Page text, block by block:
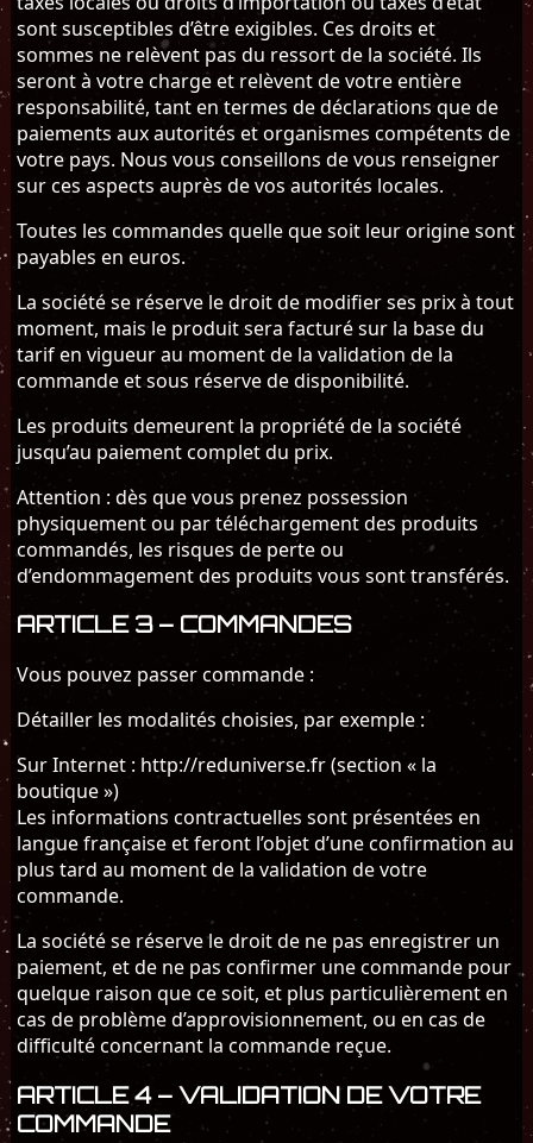
sont susceptibles d’être exigibles. Ces droits et
sommes ne relèvent pas du ressort de la société. Ils
seront à votre charge et relèvent de votre entière
responsabilité, tant en termes de déclarations que de
paiements aux autorités et organismes compétents de
votre pays. Nous vous conseillons de vous renseigner
sur ces aspects auprès de vos autorités locales.
Toutes les commandes quelle que soit leur origine sont
payables en euros.
La société se réserve le droit de modifier ses prix à tout
moment, mais le produit sera facturé sur la base du
tarif en vigueur au moment de la validation de la
commande et sous réserve de disponibilité.
Les produits demeurent la propriété de la société
jusqu’au paiement complet du prix.
Attention : dès que vous prenez possession
physiquement ou par téléchargement des produits
commandés, les risques de perte ou
d’endommagement des produits vous sont transférés.
ARTICLE 3 – COMMANDES
Vous pouvez passer commande :
Détailler les modalités choisies, par exemple :
Sur Internet : http://reduniverse.fr (section « la
boutique »)
Les informations contractuelles sont présentées en
langue française et feront l’objet d’une confirmation au
plus tard au moment de la validation de votre
commande.
La société se réserve le droit de ne pas enregistrer un
paiement, et de ne pas confirmer une commande pour
quelque raison que ce soit, et plus particulièrement en
cas de problème d’approvisionnement, ou en cas de
difficulté concernant la commande reçue.
ARTICLE 4 – VALIDATION DE VOTRE
COMMANDE